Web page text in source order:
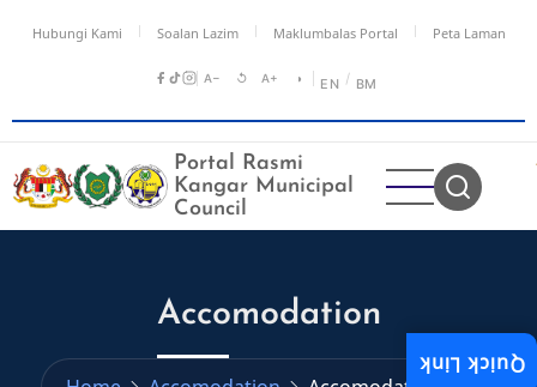
Hubungi Kami Soalan Lazim Maklumbalas Portal Peta Laman
A− ↺ A+ ◑ EN / BM
Portal Rasmi
Kangar Municipal
Council
Accomodation
Quick Link